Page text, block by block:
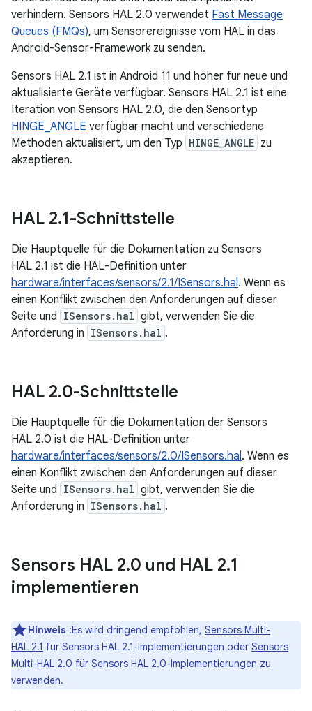
verhindern. Sensors HAL 2.0 verwendet Fast Message
Queues (FMQs), um Sensorereignisse vom HAL in das
Android-Sensor-Framework zu senden.
Sensors HAL 2.1 ist in Android 11 und höher für neue und
aktualisierte Geräte verfügbar. Sensors HAL 2.1 ist eine
Iteration von Sensors HAL 2.0, die den Sensortyp
HINGE_ANGLE verfügbar macht und verschiedene
Methoden aktualisiert, um den Typ HINGE_ANGLE zu
akzeptieren.
HAL 2.1-Schnittstelle
Die Hauptquelle für die Dokumentation zu Sensors
HAL 2.1 ist die HAL-Definition unter
hardware/interfaces/sensors/2.1/ISensors.hal. Wenn es
einen Konflikt zwischen den Anforderungen auf dieser
Seite und ISensors.hal gibt, verwenden Sie die
Anforderung in ISensors.hal .
HAL 2.0-Schnittstelle
Die Hauptquelle für die Dokumentation der Sensors
HAL 2.0 ist die HAL-Definition unter
hardware/interfaces/sensors/2.0/ISensors.hal. Wenn es
einen Konflikt zwischen den Anforderungen auf dieser
Seite und ISensors.hal gibt, verwenden Sie die
Anforderung in ISensors.hal .
Sensors HAL 2.0 und HAL 2.1
implementieren
Hinweis :Es wird dringend empfohlen, Sensors Multi-
HAL 2.1 für Sensors HAL 2.1-Implementierungen oder Sensors
Multi-HAL 2.0 für Sensors HAL 2.0-Implementierungen zu
verwenden.